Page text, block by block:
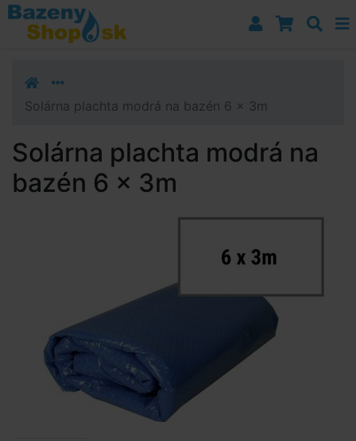
Prejsť k navigácii
Prejsť na obsah
Prejsť k bočnému stĺpci
Solárna plachta modrá na bazén 6 x 3m
Solárna plachta modrá na
bazén 6 x 3m